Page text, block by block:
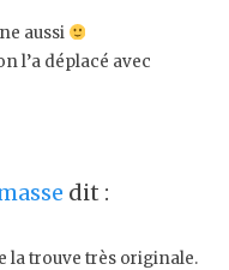
aussi
l’a déplacé avec
dit :
la trouve très originale.